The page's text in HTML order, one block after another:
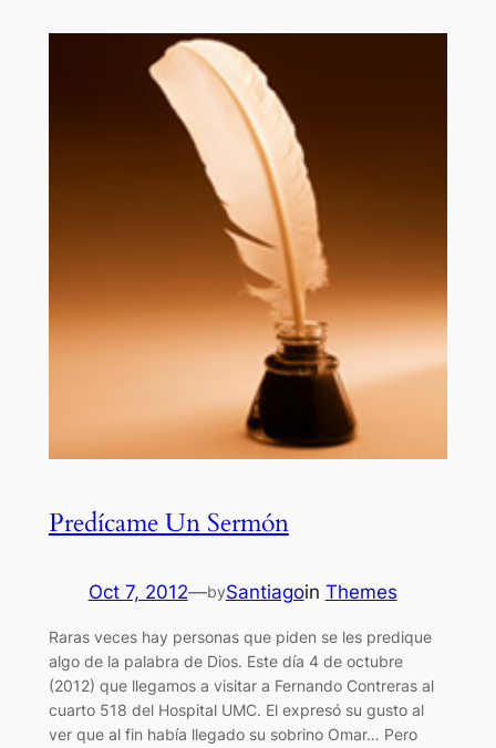
Predícame Un Sermón
Oct 7, 2012—bySantiagoin Themes
Raras veces hay personas que piden se les predique
algo de la palabra de Dios. Este día 4 de octubre
(2012) que llegamos a visitar a Fernando Contreras al
cuarto 518 del Hospital UMC. El expresó su gusto al
ver que al fin había llegado su sobrino Omar… Pero